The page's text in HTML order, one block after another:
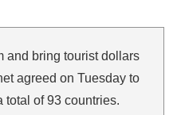
and bring tourist dollars
agreed on Tuesday to
total of 93 countries.